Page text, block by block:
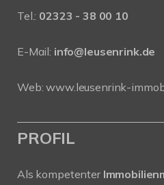
Tel.: 02323 - 38 00 10
E-Mail: info@leusenrink.de
Web:www.leusenrink-
PROFIL
Als kompetenter